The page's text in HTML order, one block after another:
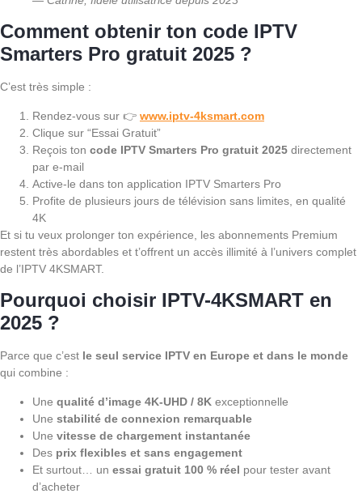
Comment obtenir ton code IPTV
Smarters Pro gratuit 2025 ?
C’est très simple :
Rendez-vous sur 👉 www.iptv-4ksmart.com
Clique sur “Essai Gratuit”
Reçois ton code IPTV Smarters Pro gratuit 2025 directement
par e-mail
Active-le dans ton application IPTV Smarters Pro
Profite de plusieurs jours de télévision sans limites, en qualité
4K
Et si tu veux prolonger ton expérience, les abonnements Premium
restent très abordables et t’offrent un accès illimité à l’univers complet
de l’IPTV 4KSMART.
Pourquoi choisir IPTV-4KSMART en
2025 ?
Parce que c’est le seul service IPTV en Europe et dans le monde
qui combine :
Une qualité d’image 4K-UHD / 8K exceptionnelle
Une stabilité de connexion remarquable
Une vitesse de chargement instantanée
Des prix flexibles et sans engagement
Et surtout… un essai gratuit 100 % réel pour tester avant
d’acheter